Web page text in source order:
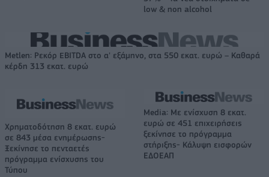
low & non alcohol
Metlen: Ρεκόρ EBITDA στο α' εξάμηνο, στα 550 εκατ. ευρώ – Καθαρά
κέρδη 313 εκατ. ευρώ
Χρηματοδότηση 8 εκατ. ευρώ
σε 843 μέσα ενημέρωσης-
Ξεκίνησε το πενταετές
πρόγραμμα ενίσχυσης του
Τύπου
Media: Με ενίσχυση 8 εκατ.
ευρώ σε 451 επιχειρήσεις
ξεκίνησε το πρόγραμμα
στήριξης- Κάλυψη εισφορών
ΕΔΟΕΑΠ